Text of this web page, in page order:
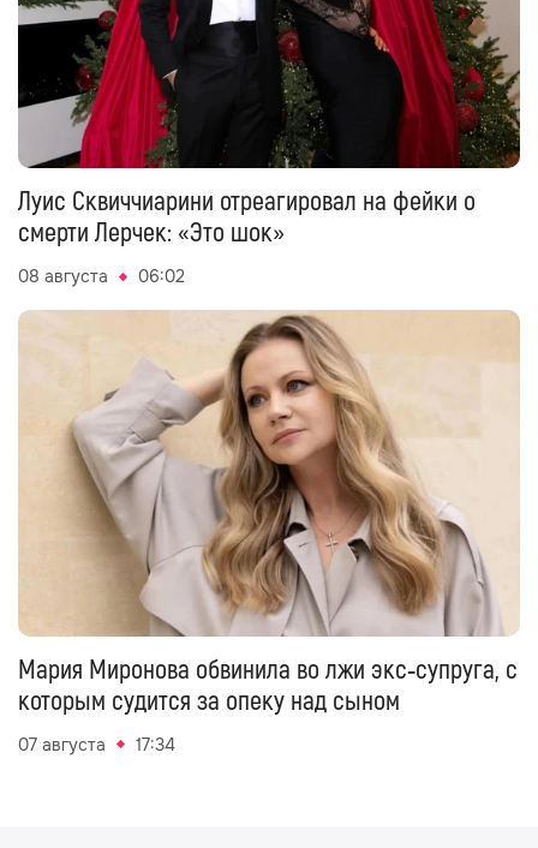
Луис Сквиччиарини отреагировал на фейки о
смерти Лерчек: «Это шок»
08 августа 06:02
Мария Миронова обвинила во лжи экс‑супруга, с
которым судится за опеку над сыном
07 августа 17:34